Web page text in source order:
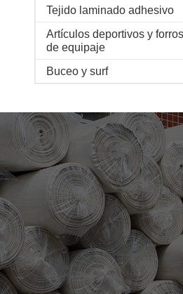
Tejido laminado adhesivo
Artículos deportivos y forros
de equipaje
Buceo y surf